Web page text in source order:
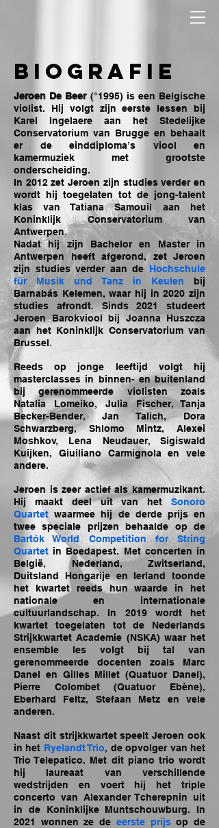
Biografie
Jeroen De Beer (°1995) is een Belgische
violist. Hij volgt zijn eerste lessen bij
Karel Ingelaere aan het Stedelijke
Conservatorium van Brugge en behaalt
er de einddiploma’s viool en
kamermuziek met grootste
onderscheiding.
In 2012 zet Jeroen zijn studies verder en
wordt hij toegelaten tot de jong-talent
klas van Tatiana Samouil aan het
Koninklijk Conservatorium van
Antwerpen.
Nadat hij zijn Bachelor en Master in
Antwerpen heeft afgerond, zet Jeroen
zijn studies verder aan deHochschule
für Musik und Tanz in Keulen bij
Barnabás Kelemen, waar hij in 2020 zijn
studies afrondt. Sinds 2021 studeert
Jeroen Barokviool bij Joanna Huszcza
aan het Koninklijk Conservatorium van
Brussel.
Reeds op jonge leeftijd volgt hij
masterclasses in binnen- en buitenland
bij gerenommeerde violisten zoals
Natalia Lomeiko, Julia Fischer, Tanja
Becker-Bender, Jan Talich, Dora
Schwarzberg, Shlomo Mintz, Alexei
Moshkov, Lena Neudauer, Sigiswald
Kuijken, Giuiliano Carmignola en vele
andere.
Jeroen is zeer actief als kamermuzikant.
Hij maakt deel uit van het Sonoro
Quartetwaarmee hij de derde prijs en
twee speciale prijzen behaalde op de
Bartók World Competition for String
Quartet in Boedapest. Met concerten in
België, Nederland, Zwitserland,
Duitsland Hongarije en Ierland toonde
het kwartet reeds hun waarde in het
nationale en internationale
cultuurlandschap. In 2019 wordt het
kwartet toegelaten tot de Nederlands
Strijkkwartet Academie (NSKA) waar het
ensemble les volgt bij tal van
gerenommeerde docenten zoals Marc
Danel en Gilles Millet (Quatuor Danel),
Pierre Colombet (Quatuor Ebène),
Eberhard Feltz, Stefaan Metz en vele
anderen.
Naast dit strijkkwartet speelt Jeroen ook
in het Ryelandt Trio, de opvolger van het
Trio Telepatico. Met dit piano trio wordt
hij laureaat van verschillende
wedstrijden en voert hij het triple
concerto van Alexander Tcherepnin uit
in de Koninklijke Muntschouwburg. In
2021 wonnen ze de eerste prijsop de